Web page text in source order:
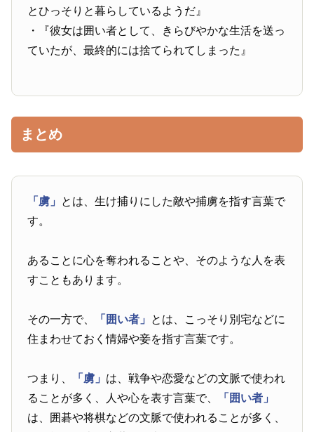
とひっそりと暮らしているようだ』
・『彼女は囲い者として、きらびやかな生活を送っ
ていたが、最終的には捨てられてしまった』
まとめ
「虜」 とは、生け捕りにした敵や捕虜を指す言葉で
す。
あることに心を奪われることや、そのような人を表
すこともあります。
その一方で、 「囲い者」 とは、こっそり別宅などに
住まわせておく情婦や妾を指す言葉です。
つまり、 「虜」 は、戦争や恋愛などの文脈で使われ
ることが多く、人や心を表す言葉で、
「囲い者」
は、囲碁や将棋などの文脈で使われることが多く、